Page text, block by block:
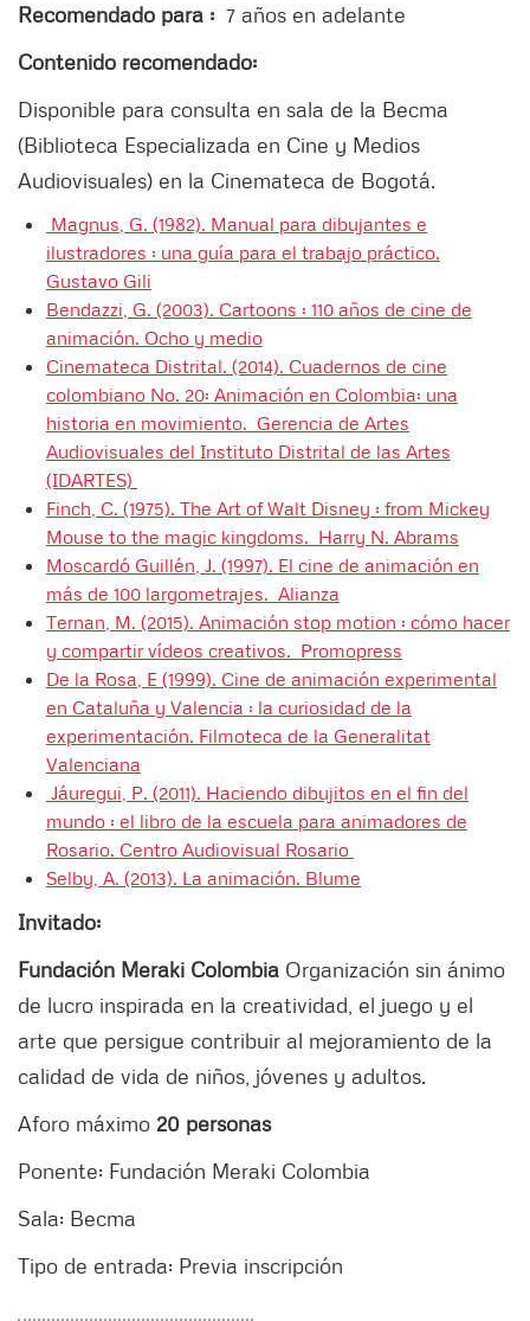
Recomendado para : 7 años en adelante
Contenido recomendado:
Disponible para consulta en sala de la Becma
(Biblioteca Especializada en Cine y Medios
Audiovisuales) en la Cinemateca de Bogotá.
Magnus, G. (1982). Manual para dibujantes e
ilustradores : una guía para el trabajo práctico.
Gustavo Gili
Bendazzi, G. (2003). Cartoons : 110 años de cine de
animación. Ocho y medio
Cinemateca Distrital. (2014). Cuadernos de cine
colombiano No. 20: Animación en Colombia: una
historia en movimiento. Gerencia de Artes
Audiovisuales del Instituto Distrital de las Artes
(IDARTES)
Finch, C. (1975). The Art of Walt Disney : from Mickey
Mouse to the magic kingdoms. Harry N. Abrams
Moscardó Guillén, J. (1997). El cine de animación en
más de 100 largometrajes. Alianza
Ternan, M. (2015). Animación stop motion : cómo hacer
y compartir vídeos creativos. Promopress
De la Rosa, E (1999). Cine de animación experimental
en Cataluña y Valencia : la curiosidad de la
experimentación. Filmoteca de la Generalitat
Valenciana
Jáuregui, P. (2011). Haciendo dibujitos en el fin del
mundo : el libro de la escuela para animadores de
Rosario. Centro Audiovisual Rosario
Selby, A. (2013). La animación. Blume
Invitado:
Fundación Meraki Colombia Organización sin ánimo
de lucro inspirada en la creatividad, el juego y el
arte que persigue contribuir al mejoramiento de la
calidad de vida de niños, jóvenes y adultos.
Aforo máximo 20 personas
Ponente: Fundación Meraki Colombia
Sala: Becma
Tipo de entrada: Previa inscripción